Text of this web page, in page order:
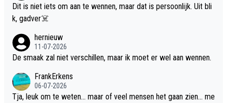
Dit is niet iets om aan te wennen, maar dat is persoonlijk. Uit bli
k, gadver☠️
hernieuw
11-07-2026
De smaak zal niet verschillen, maar ik moet er wel aan wennen.
FrankErkens
06-07-2026
Tja, leuk om te weten... maar of veel mensen het gaan zien... me